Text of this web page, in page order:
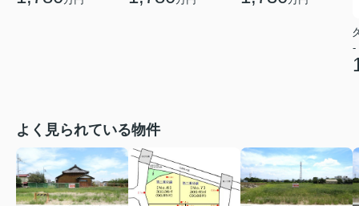
-
よく見られている物件